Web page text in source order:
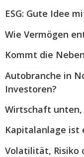
ESG: Gute Idee
Wie Vermögen
Kommt die
Autobranche in
Investoren?
Wirtschaft unten,
Kapitalanlage ist
Volatilität, Risiko